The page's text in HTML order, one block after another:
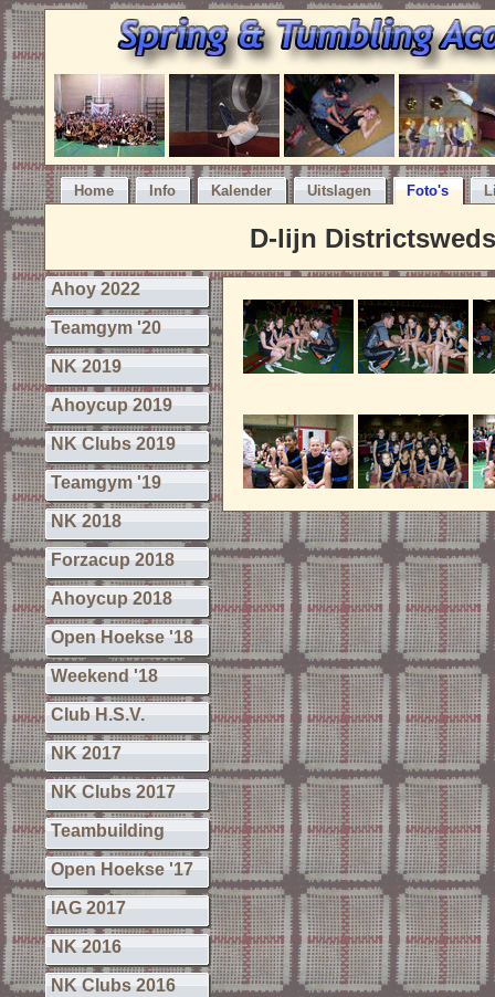
Home Info Kalender Uitslagen Foto's
D-lijn
Ahoy 2022
Teamgym '20
NK 2019
Ahoycup 2019
NK Clubs 2019
Teamgym '19
NK 2018
Forzacup 2018
Ahoycup 2018
Open Hoekse '18
Weekend '18
Club H.S.V.
NK 2017
NK Clubs 2017
Teambuilding
Open Hoekse '17
IAG 2017
NK 2016
NK Clubs 2016